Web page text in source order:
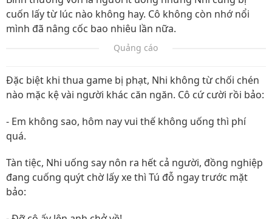
cuốn lấy từ lúc nào không hay. Cô không còn nhớ nổi
mình đã nâng cốc bao nhiêu lần nữa.
Quảng cáo
Đặc biệt khi thua game bị phạt, Nhi không từ chối chén
nào mặc kệ vài người khác căn ngăn. Cô cứ cười rồi bảo:
- Em không sao, hôm nay vui thế không uống thì phí
quá.
Tàn tiệc, Nhi uống say nôn ra hết cả người, đồng nghiệp
đang cuống quýt chờ lấy xe thì Tú đỗ ngay trước mặt
bảo: